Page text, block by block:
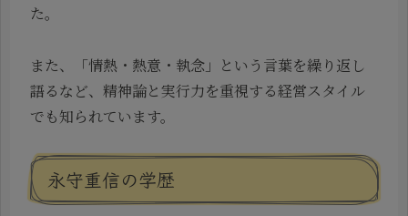
た。
また、「情熱・熱意・執念」という言葉を繰り返し
語るなど、精神論と実行力を重視する経営スタイル
でも知られています。
永守重信の学歴